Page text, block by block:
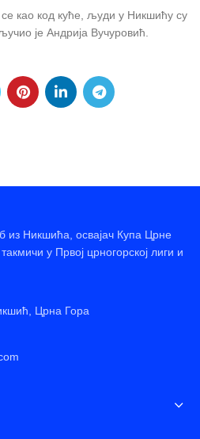
као код куће, људи у Никшићу су
је Андрија Вучуровић.
из Никшића, освајач Купа Црне
у Првој црногорској лиги и
Црна Гора